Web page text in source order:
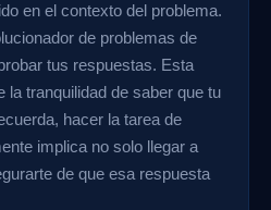
en el contexto del problema.
de problemas de
tus respuestas. Esta
la tranquilidad de saber que tu
hacer la tarea de
implica no solo llegar a
de que esa respuesta